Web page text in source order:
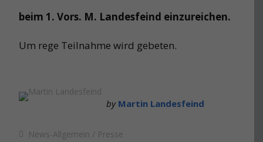
beim 1. Vors. M. Landesfeind einzureichen.
Um rege Teilnahme wird gebeten.
by Martin Landesfeind
News-Allgemein Presse